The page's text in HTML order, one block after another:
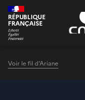
Panneau de gestion
RÉPUBLIQUE
FRANÇAISE
Voir le fil d'Ariane